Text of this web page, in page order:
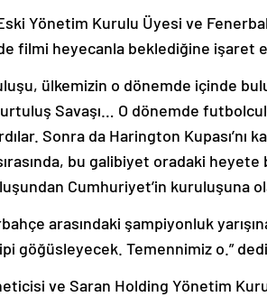
Yönetim Kurulu Üyesi ve
filmi heyecanla beklediğine işaret
ülkemizin o dönemde içinde
Savaşı… O dönemde
Sonra da Harington Kupası’nı
bu galibiyet oradaki
Cumhuriyet’in kuruluşuna
arasındaki şampiyonluk
göğüsleyecek. Temennimiz o.”
ve Saran Holding Yönetim